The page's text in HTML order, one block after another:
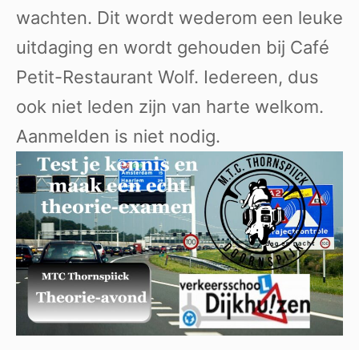
wachten. Dit wordt wederom een leuke
uitdaging en wordt gehouden bij Café
Petit-Restaurant Wolf. Iedereen, dus
ook niet leden zijn van harte welkom.
Aanmelden is niet nodig.